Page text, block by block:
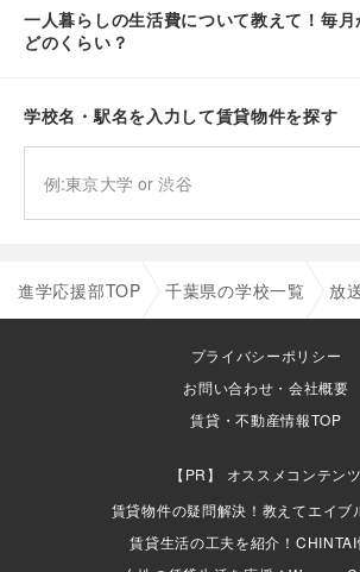
一人暮らしの生活費について教えて！毎
どのくらい？
学校名・駅名を入力して賃貸物件を探す
進学応援部TOP 千葉県の学校一覧 放
プライバシーポリシー
お問い合わせ・会社概要
賃貸・不動産情報TOP
オススメコンテンツ
賃貸物件の疑問解決！教えてエイブ
賃貸生活の工夫を紹介！CHINTAI